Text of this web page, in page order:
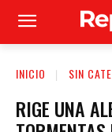
INICIO SIN
RIGE UNA